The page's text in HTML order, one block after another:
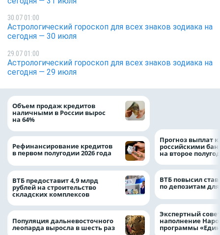
30.07 01:00
Астрологический гороскоп для всех знаков зодиака на
сегодня — 30 июля
29.07 01:00
Астрологический гороскоп для всех знаков зодиака на
сегодня — 29 июля
Объем продаж кредитов
наличными в России вырос
на 64%
Рефинансирование кредитов
в первом полугодии 2026 года
ВТБ предоставит 4,9 млрд
рублей на строительство
складских комплексов
Популяция дальневосточного
леопарда выросла в шесть раз
Прогноз выплат
российскими
на второе
ВТБ повысил
по депозитам
Экспертный
наполнение
программы